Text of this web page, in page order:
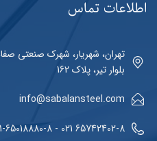
اطلاعات تماس
تهران، شهریار، شهرک صنعتی
بلوار تیر، پلاک 162
info@sabalansteel.com
65742402-8 021 - 021-65018880-8